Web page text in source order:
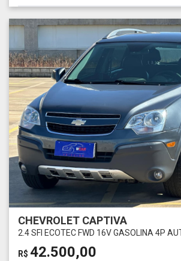
CHEVROLET CAPTIVA
2.4 SFI ECOTEC FWD 16V GASOLINA 4P
R$ 42.500,00